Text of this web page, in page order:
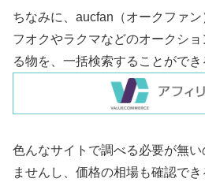
ちなみに、aucfan（オークファ
フオクやラクマなどのオークシ
る物を、一括検索することができ
色んなサイトで調べる必要が無
ませんし、価格の相場も確認で